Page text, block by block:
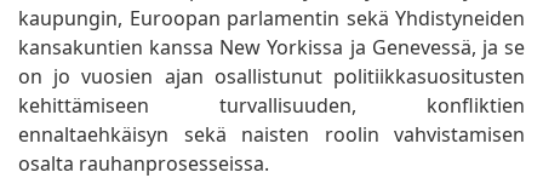
kaupungin, Euroopan parlamentin sekä Yhdistyneiden
kansakuntien kanssa New Yorkissa ja Genevessä, ja se
on jo vuosien ajan osallistunut politiikkasuositusten
kehittämiseen turvallisuuden, konfliktien
ennaltaehkäisyn sekä naisten roolin vahvistamisen
osalta rauhanprosesseissa.